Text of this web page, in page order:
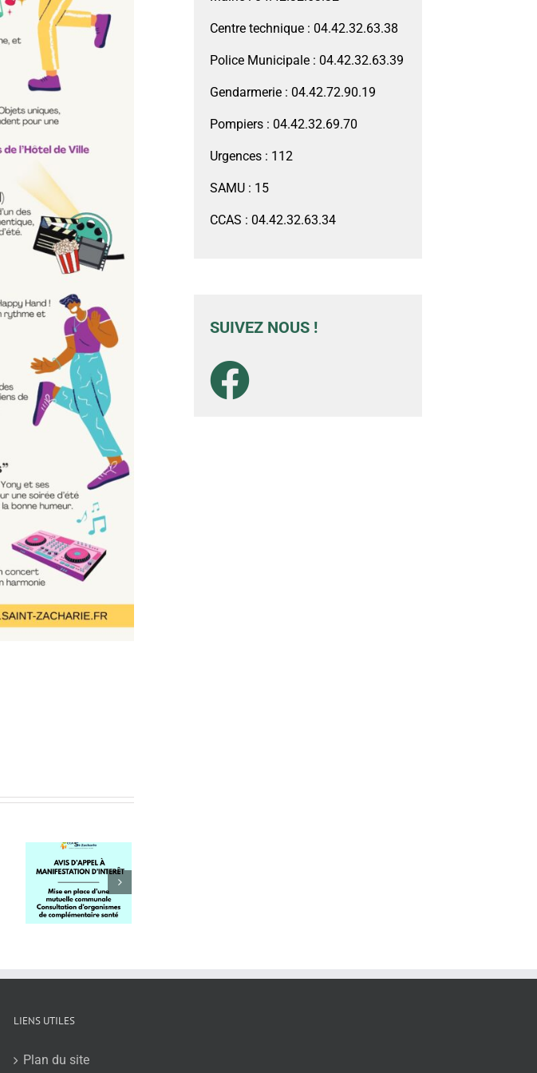
Vigilance
sécheresse –
Centre technique : 04.42.32.63.38
Police Municipale : 04.42.32.63.39
Gendarmerie : 04.42.72.90.19
Pompiers : 04.42.32.69.70
Urgences : 112
SAMU : 15
CCAS : 04.42.32.63.34
SUIVEZ NOUS !
LIENS UTILES
Plan du site